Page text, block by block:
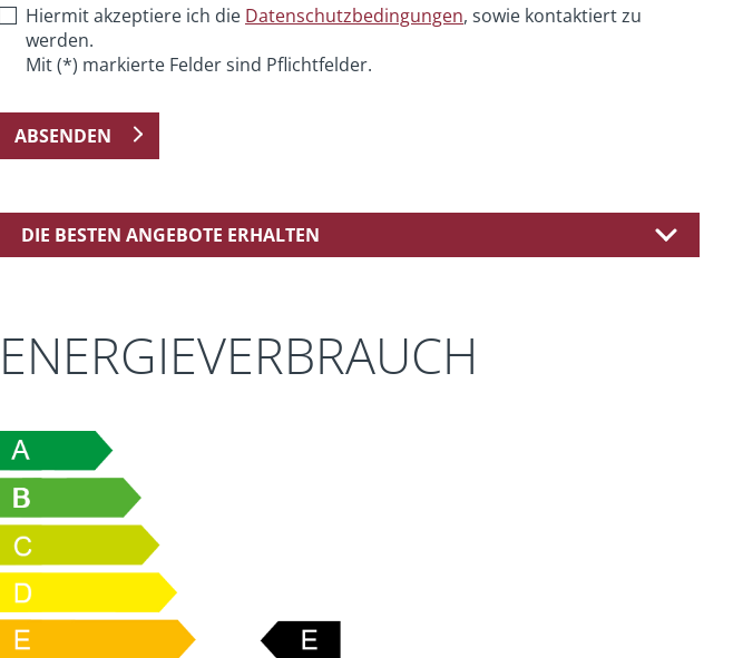
Hiermit akzeptiere ich die Datenschutzbedingungen, sowie kontaktiert zu
werden.
Mit (*) markierte Felder sind Pflichtfelder.
ABSENDEN
DIE BESTEN ANGEBOTE ERHALTEN
ENERGIEVERBRAUCH